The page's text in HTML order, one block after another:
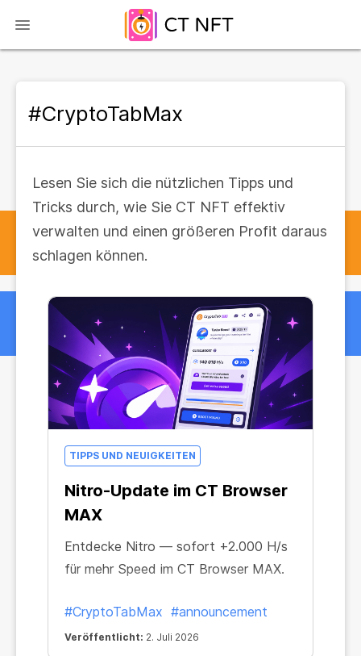
#CryptoTabMax
Lesen Sie sich die nützlichen Tipps und
Tricks durch, wie Sie CT NFT effektiv
verwalten und einen größeren Profit daraus
schlagen können.
TIPPS UND NEUIGKEITEN
Nitro-Update im CT Browser
MAX
Entdecke Nitro — sofort +2.000 H/s
für mehr Speed im CT Browser MAX.
#CryptoTabMax #announcement
Veröffentlicht: 2. Juli 2026